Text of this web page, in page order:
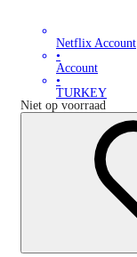
Netflix Account
•
Account
•
TURKEY
Niet op voorraad